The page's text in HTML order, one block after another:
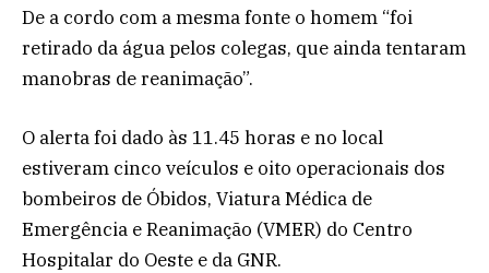
De a cordo com a mesma fonte o homem “foi
retirado da água pelos colegas, que ainda tentaram
manobras de reanimação”.
O alerta foi dado às 11.45 horas e no local
estiveram cinco veículos e oito operacionais dos
bombeiros de Óbidos, Viatura Médica de
Emergência e Reanimação (VMER) do Centro
Hospitalar do Oeste e da GNR.